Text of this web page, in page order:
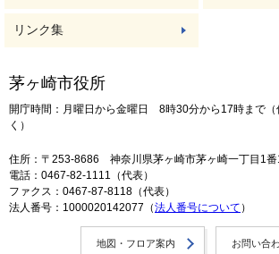
リンク集
茅ヶ崎市役所
開庁時間：月曜日から金曜日 8時30分から17時まで（
く）
住所：〒253-8686 神奈川県茅ヶ崎市茅ヶ崎一丁目1番
電話：0467-82-1111（代表）
ファクス：0467-87-8118（代表）
法人番号：1000020142077（法人番号について ）
地図・フロア案内 お問い合